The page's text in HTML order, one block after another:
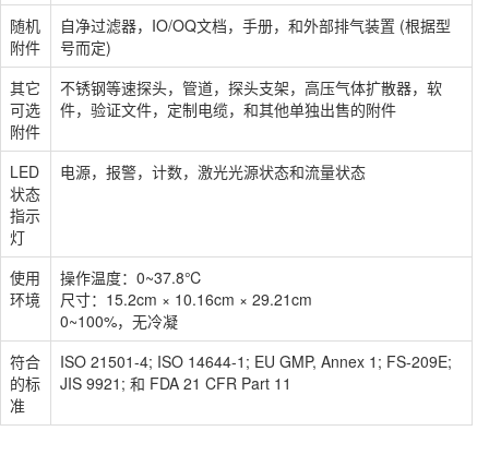
随机
附件
自净过滤器，IO/OQ文档，手册，和外部排气装置 (根据型
号而定)
其它
可选
附件
不锈钢等速探头，管道，探头支架，高压气体扩散器，软
件，验证文件，定制电缆，和其他单独出售的附件
LED
状态
指示
灯
电源，报警，计数，激光光源状态和流量状态
使用
环境
操作温度：0~37.8℃
尺寸：15.2cm × 10.16cm × 29.21cm
0~100%，无冷凝
符合
的标
准
ISO 21501-4; ISO 14644-1; EU GMP, Annex 1; FS-209E;
JIS 9921; 和 FDA 21 CFR Part 11